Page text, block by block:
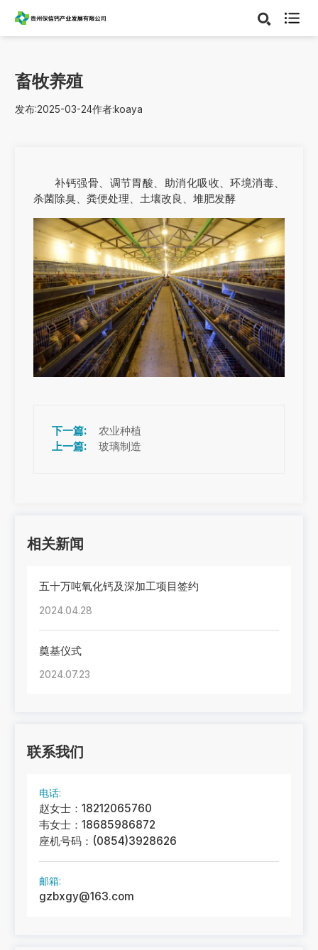

畜牧养殖
发布:2025-03-24作者:koaya
补钙强骨、调节胃酸、助消化吸收、环境消毒、
杀菌除臭、粪便处理、土壤改良、堆肥发酵
农业种植
玻璃制造
相关新闻
五十万吨氧化钙及深加工项目签约
2024.04.28
奠基仪式
2024.07.23
联系我们
电话:
赵女士：18212065760
韦女士：18685986872
座机号码：(0854)3928626
邮箱:
gzbxgy@163.com